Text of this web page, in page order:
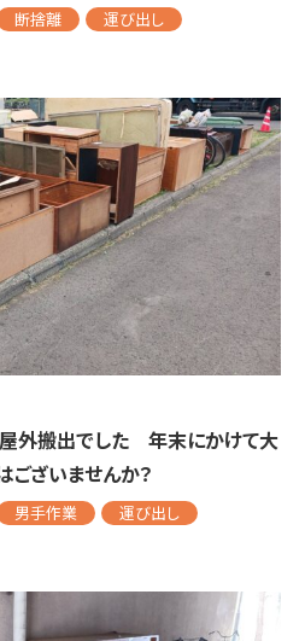
断捨離 運び出し
外搬出でした 年末にかけて大
ざいませんか？
男手作業 運び出し